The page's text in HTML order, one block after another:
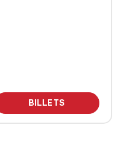
DAVID HODOS - OUSIA
BILLETS DES